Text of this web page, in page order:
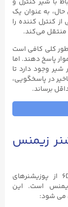
به عنوان یک
کنترل کننده را
می‌کند.
کلی کافی است
پاسخ دهند. اما
شیر وجود دارد تا
در پاسخگویی،
برساند.
زیمنس
مدل ای توپی پوزیشنر زیمنس مدل 6DR5210 از پوزیشنرهای
است. این
می شود: